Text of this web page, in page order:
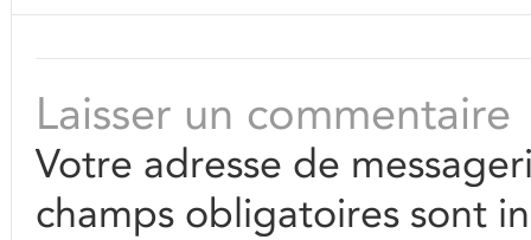
Laisser un commentaire
Votre adresse de
champs obligatoires sont